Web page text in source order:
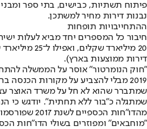
פיתוח תשתיות, כבישים, בתי ספר
נבנות דירות מחיר למשתכן.
ההתחייבויות תופחות
חיבור כל המספרים יחד מביא לעלות
דירות ממוצעות בארץ).
2019 מבלי להצביע על מקורות הכנסה
שמתברר שהוא לא חל על משרד האוצר
שמתגלה כ"בור ללא תחתית". יודגש כי
מהדו"חות
"מוחבאים" ומפוזרים בשולי הדו"חות